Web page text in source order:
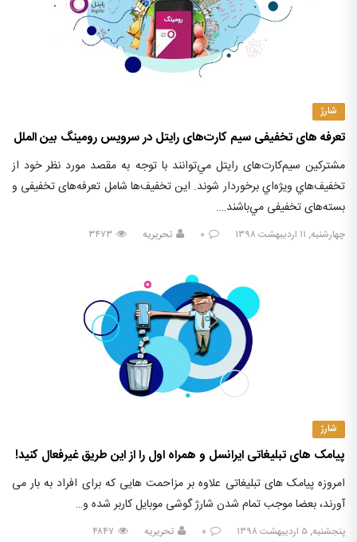
شارژ
تعرفه های تخفيفی سیم کارت‌های رایتل در سرویس رومینگ بین الملل
مشترکين سيم‌کارت‌های رايتل مي‌توانند با توجه به مقصد مورد نظر خود از
تخفيف‌هاي ويژه‌اي برخوردار شوند. اين تخفيف‌ها شامل تعرفه‌های تخفيفی و
بسته‌های تخفيفی مي‌باشند….
چهارشنبه, ۱۱ اردیبهشت ۱۳۹۸ ۰ تحریریه ۳۴۷۳
شارژ
پیامک‌ های تبلیغاتی ایرانسل و همراه اول را از این طریق غیرفعال کنید!
امروزه پیامک‌ های تبلیغاتی علاوه بر مزاحمت هایی که برای افراد به بار می
آورند، بعضا موجب تمام شدن شارژ گوشی موبایل کاربر شده و…
پنجشنبه, ۵ اردیبهشت ۱۳۹۸ ۰ تحریریه ۴۸۴۷